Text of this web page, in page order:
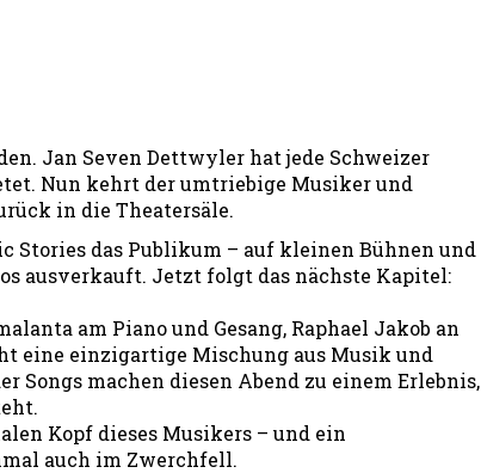
Jan Seven Dettwyler hat jede Schweizer
Nun kehrt der umtriebige Musiker und
in die Theatersäle.
Stories das Publikum – auf kleinen Bühnen und
ausverkauft. Jetzt folgt das nächste Kapitel:
am Piano und Gesang, Raphael Jakob an
eine einzigartige Mischung aus Musik und
Songs machen diesen Abend zu einem Erlebnis,
Kopf dieses Musikers – und ein
auch im Zwerchfell.